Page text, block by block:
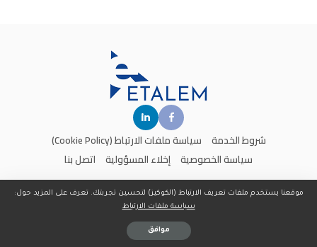
شروط الخدمة سياسة ملفات الارتباط (Cookie Policy)
سياسة الخصوصية إخلاء المسؤولية اتصل بنا
جميع الحقوق محفوظة لدى موقعإتعلم- تم تطوير وتصميم الموقع من قبل
موقعنا يستخدم ملفات تعريف الارتباط (الكوكيز) لتحسين تجربتك. تعرف على المزيد حول:
سياسة ملفات الارتباط
موافق